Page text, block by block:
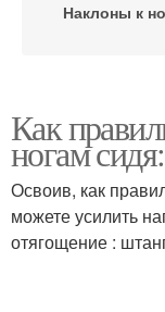
Наклоны к
Польза от
Как
ногам
Освоив, как
можете усилить
отягощение :